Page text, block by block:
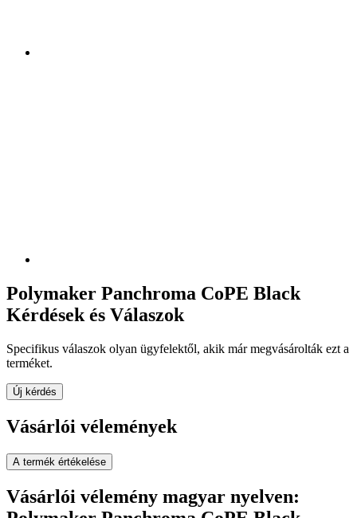
Polymaker Panchroma CoPE Black
Kérdések és Válaszok
Specifikus válaszok olyan ügyfelektől, akik már megvásárolták ezt a
terméket.
Új kérdés
Vásárlói vélemények
A termék értékelése
Vásárlói vélemény magyar nyelven: